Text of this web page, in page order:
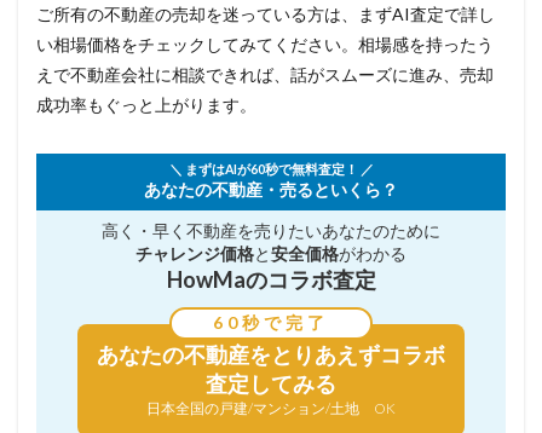
ご所有の不動産の売却を迷っている方は、まずAI査定で詳し
い相場価格をチェックしてみてください。相場感を持ったう
えで不動産会社に相談できれば、話がスムーズに進み、売却
成功率もぐっと上がります。
＼ まずはAIが60秒で無料査定！ ／
あなたの不動産・売るといくら？
高く・早く不動産を売りたいあなたのために
チャレンジ価格と安全価格がわかる
HowMaのコラボ査定
60秒で完了
あなたの不動産をとりあえずコラボ
査定してみる
日本全国の戸建/マンション/土地 OK